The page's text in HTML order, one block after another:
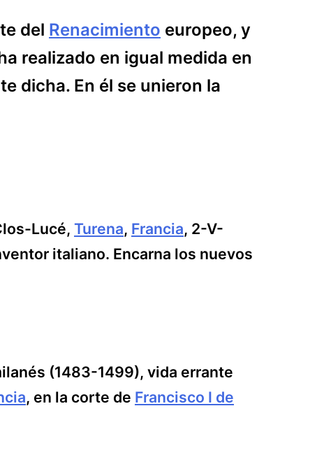
del Renacimiento europeo, y
realizado en igual medida en
dicha. En él se unieron la
Lucé, Turena, Francia, 2-V-
italiano. Encarna los nuevos
(1483-1499), vida errante
, en la corte de Francisco I de